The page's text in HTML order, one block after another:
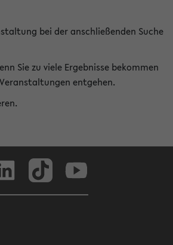
bei der anschließenden Suche
Sie zu viele Ergebnisse bekommen
entgehen.